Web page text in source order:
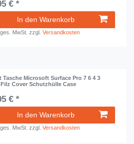
€ *
In den Warenkorb
MwSt. zzgl.Versandkosten
Tasche Microsoft Surface Pro 7 6 4 3
Filz Cover Schutzhülle Case
€ *
In den Warenkorb
MwSt. zzgl.Versandkosten